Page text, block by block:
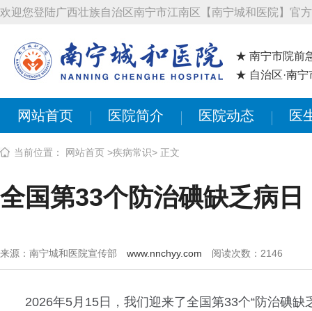
欢迎您登陆广西壮族自治区南宁市江南区【南宁城和医院】官
★ 南宁市院前
★ 自治区·南宁
网站首页 医院简介 医院动态 医
当前位置： 网站首页 >疾病常识> 正文
全国第33个防治碘缺乏病
来源：南宁城和医院宣传部 www.nnchyy.com 阅读次数： 2146
2026年5月15日，我们迎来了全国第33个“防治碘缺